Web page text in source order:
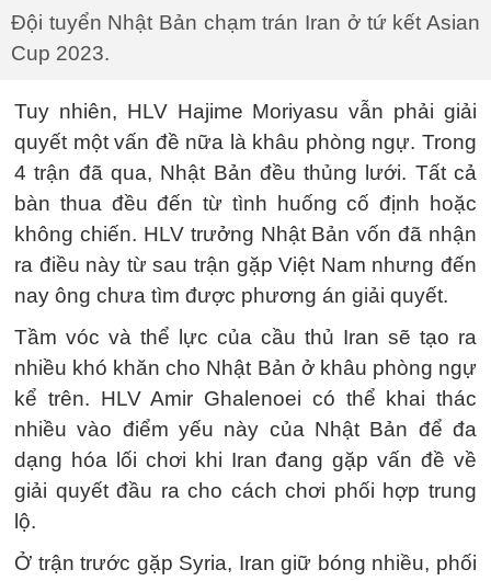
Đội tuyển Nhật Bản chạm trán Iran ở tứ kết Asian
Cup 2023.
Tuy nhiên, HLV Hajime Moriyasu vẫn phải giải
quyết một vấn đề nữa là khâu phòng ngự. Trong
4 trận đã qua, Nhật Bản đều thủng lưới. Tất cả
bàn thua đều đến từ tình huống cố định hoặc
không chiến. HLV trưởng Nhật Bản vốn đã nhận
ra điều này từ sau trận gặp Việt Nam nhưng đến
nay ông chưa tìm được phương án giải quyết.
Tầm vóc và thể lực của cầu thủ Iran sẽ tạo ra
nhiều khó khăn cho Nhật Bản ở khâu phòng ngự
kể trên. HLV Amir Ghalenoei có thể khai thác
nhiều vào điểm yếu này của Nhật Bản để đa
dạng hóa lối chơi khi Iran đang gặp vấn đề về
giải quyết đầu ra cho cách chơi phối hợp trung
lộ.
Ở trận trước gặp Syria, Iran giữ bóng nhiều, phối